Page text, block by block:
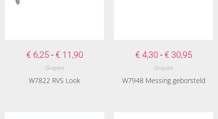
€ 6,25 - € 11,90
Grepen
W7822 RVS Look
€ 4,30 - € 30,95
Grepen
W7948 Messing geborsteld